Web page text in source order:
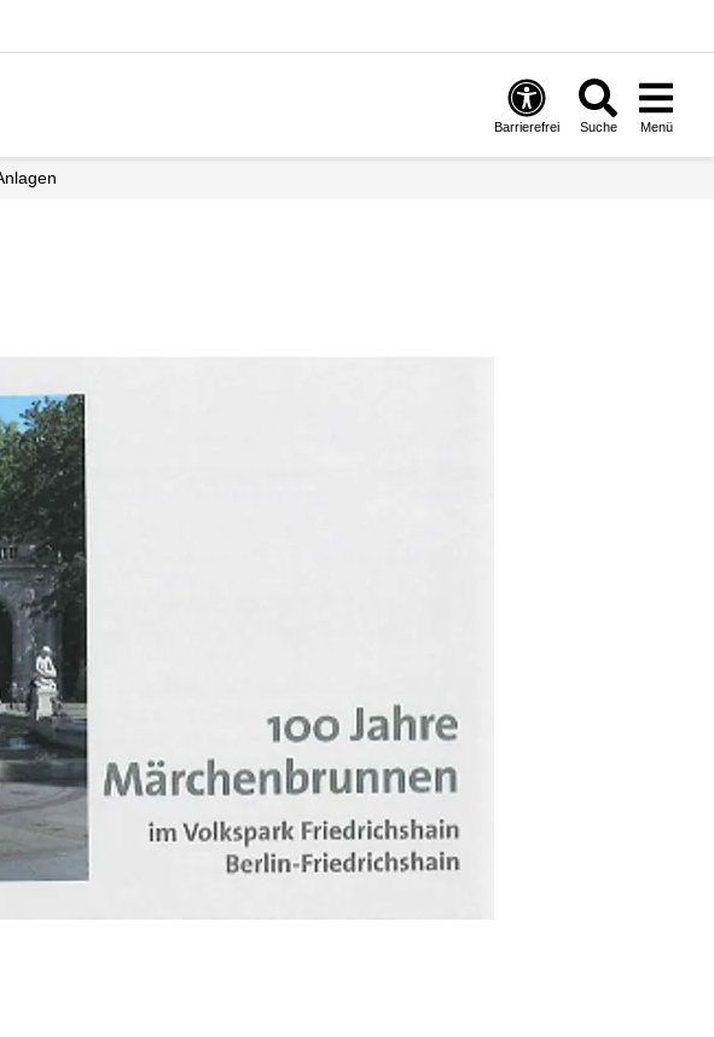
Barrierefrei Suche Menü